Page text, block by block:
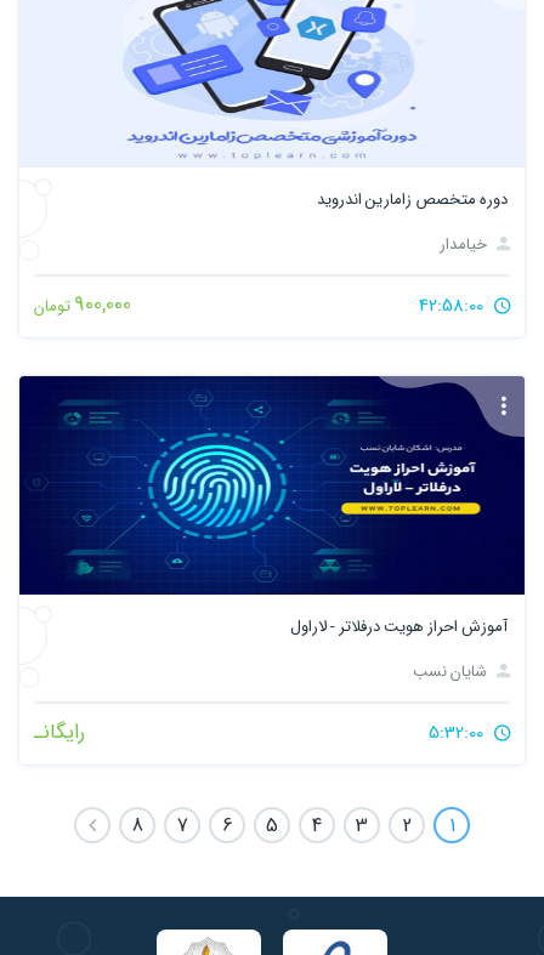
دوره متخصص زامارین اندروید
خیامدار
900,000تومان
آموزش احراز هویت درفلاتر - لاراول
شایان نسب
رایگانـ
1
2
3
4
5
6
7
8